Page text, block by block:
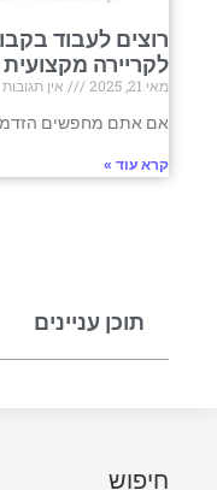
רוצים לעבוד
לקריירה
מאי 21, 2025
אין תגובות
אם אתם מחפשים
קרא עוד »
תוכן עניינים
חיפוש